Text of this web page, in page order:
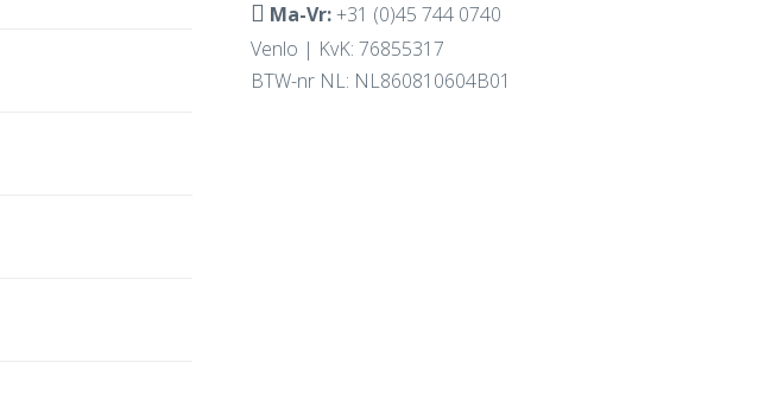
Ma-Vr:+31 (0)45 744 0740
Venlo | KvK: 76855317
BTW-nr NL: NL860810604B01